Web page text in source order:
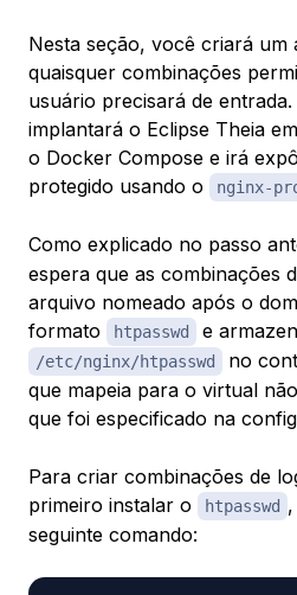
Nesta seção, você criará um
quaisquer combinações
usuário precisará de
implantará o Eclipse Theia
o Docker Compose e irá
protegido usando o
nginx-
Como explicado no passo
espera que as combinações
arquivo nomeado após o
formato
htpasswd e
/etc/nginx/htpasswd
no
que mapeia para o virtual
que foi especificado na
Para criar combinações de
primeiro instalar o
htpasswd
seguinte comando: